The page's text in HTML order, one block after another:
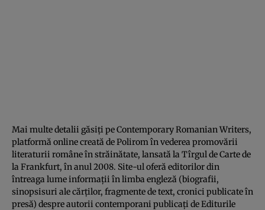
Mai multe detalii găsiţi pe Contemporary Romanian Writers,
platformă online creată de Polirom în vederea promovării
literaturii române în străinătate, lansată la Tîrgul de Carte de
la Frankfurt, în anul 2008. Site-ul oferă editorilor din
întreaga lume informaţii în limba engleză (biografii,
sinopsisuri ale cărţilor, fragmente de text, cronici publicate în
presă) despre autorii contemporani publicaţi de Editurile